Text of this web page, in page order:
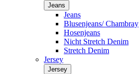
Jeans
Jeans
Blusenjeans/ Chambray
Hosenjeans
Nicht Stretch Denim
Stretch Denim
Jersey
Jersey